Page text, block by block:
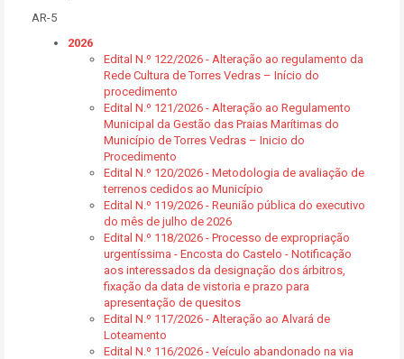
AR-5
2026
Edital N.º 122/2026 - Alteração ao regulamento da
Rede Cultura de Torres Vedras – Início do
procedimento
Edital N.º 121/2026 - Alteração ao Regulamento
Municipal da Gestão das Praias Marítimas do
Município de Torres Vedras – Inicio do
Procedimento
Edital N.º 120/2026 - Metodologia de avaliação de
terrenos cedidos ao Município
Edital N.º 119/2026 - Reunião pública do executivo
do mês de julho de 2026
Edital N.º 118/2026 - Processo de expropriação
urgentíssima - Encosta do Castelo - Notificação
aos interessados da designação dos árbitros,
fixação da data de vistoria e prazo para
apresentação de quesitos
Edital N.º 117/2026 - Alteração ao Alvará de
Loteamento
Edital N.º 116/2026 - Veículo abandonado na via